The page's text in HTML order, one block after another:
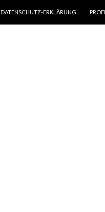
DATENSCHUTZ-ERKLÄRUNG